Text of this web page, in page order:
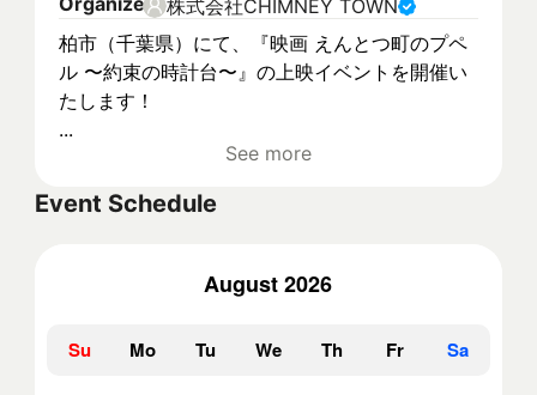
株式会社CHIMNEY TOWN
柏市（千葉県）にて、『映画 えんとつ町のプペ
ル 〜約束の時計台〜』の上映イベントを開催い
たします！
...
See more
Event Schedule
August 2026
Su Mo Tu We Th Fr Sa